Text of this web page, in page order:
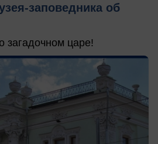
заповедника об
загадочном царе!